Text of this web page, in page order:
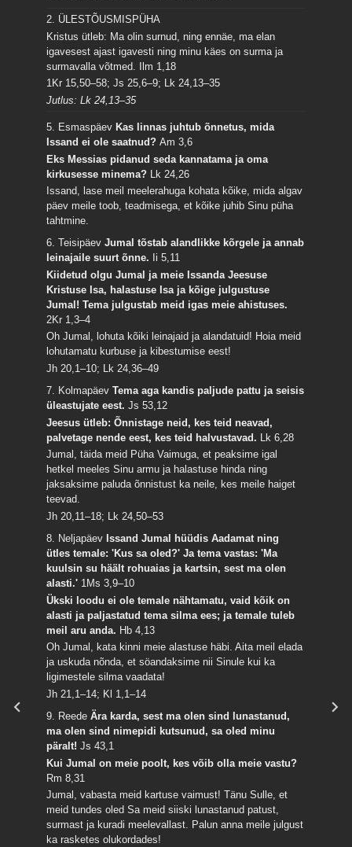
2. ÜLESTÕUSMISPÜHA
Kristus ütleb: Ma olin surnud, ning ennäe, ma elan
igavesest ajast igavesti ning minu käes on surma ja
surmavalla võtmed. Ilm 1,18
1Kr 15,50–58; Js 25,6–9; Lk 24,13–35
Jutlus: Lk 24,13–35
5. Esmaspäev Kas linnas juhtub õnnetus, mida
Issand ei ole saatnud?Am 3,6
Eks Messias pidanud seda kannatama ja oma
kirkusesse minema? Lk 24,26
Issand, lase meil meelerahuga kohata kõike, mida algav
päev meile toob, teadmisega, et kõike juhib Sinu püha
tahtmine.
6. TeisipäevJumal tõstab alandlikke kõrgele ja annab
leinajaile suurt õnne. Ii 5,11
Kiidetud olgu Jumal ja meie Issanda Jeesuse
Kristuse Isa, halastuse Isa ja kõige julgustuse
Jumal! Tema julgustab meid igas meie ahistuses.
2Kr 1,3–4
Oh Jumal, lohuta kõiki leinajaid ja alandatuid! Hoia meid
lohutamatu kurbuse ja kibestumise eest!
Jh 20,1–10; Lk 24,36–49
7. KolmapäevTema aga kandis paljude pattu ja seisis
üleastujate eest.Js 53,12
Jeesus ütleb: Õnnistage neid, kes teid neavad,
palvetage nende eest, kes teid halvustavad.
Lk 6,28
Jumal, täida meid Püha Vaimuga, et peaksime igal
hetkel meeles Sinu armu ja halastuse hinda ning
jaksaksime paluda õnnistust ka neile, kes meile haiget
teevad.
Jh 20,11–18; Lk 24,50–53
8. Neljapäev Issand Jumal hüüdis Aadamat ning
ütles temale: 'Kus sa oled?' Ja tema vastas: 'Ma
kuulsin su häält rohuaias ja kartsin, sest ma olen
alasti.' 1Ms 3,9–10
Ükski loodu ei ole temale nähtamatu, vaid kõik on
alasti ja paljastatud tema silma ees; ja temale tuleb
meil aru anda. Hb 4,13
Oh Jumal, kata kinni meie alastuse häbi. Aita meil elada
ja uskuda nõnda, et söandaksime nii Sinule kui ka
ligimestele silma vaadata!
Jh 21,1–14; Kl 1,1–14
9. ReedeÄra karda, sest ma olen sind lunastanud,
ma olen sind nimepidi kutsunud, sa oled minu
päralt!Js 43,1
Kui Jumal on meie poolt, kes võib olla meie vastu?
Rm 8,31
Jumal, vabasta meid kartuse vaimust! Tänu Sulle, et
meid tundes oled Sa meid siiski lunastanud patust,
surmast ja kuradi meelevallast. Palun anna meile julgust
ka rasketes olukordades!